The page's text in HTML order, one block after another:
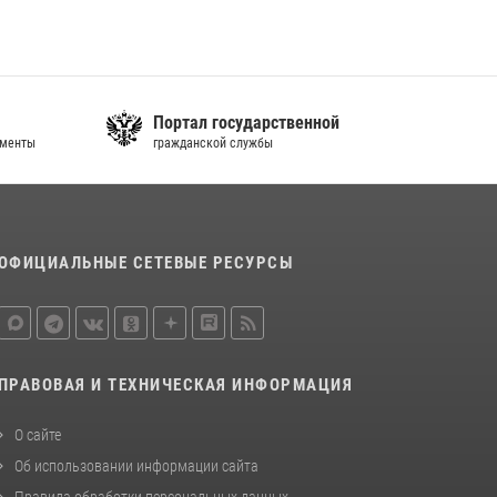
злоумышленников, напавших на бригаду
скорой помощи (видео)
Портал государственной
гражданской службы
СЕТЕВЫЕ РЕСУРСЫ
ПРАВОВАЯ И ТЕХНИЧЕСКАЯ ИНФОРМАЦИЯ
О сайте
Об использовании информации сайта